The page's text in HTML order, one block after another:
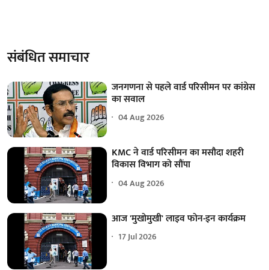
संबंधित समाचार
जनगणना से पहले वार्ड परिसीमन पर कांग्रेस
का सवाल
04 Aug 2026
KMC ने वार्ड परिसीमन का मसौदा शहरी
विकास विभाग को सौंपा
04 Aug 2026
आज 'मुखोमुखी' लाइव फोन-इन कार्यक्रम
17 Jul 2026